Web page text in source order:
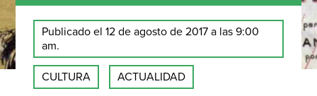
Publicado el 12 de agosto de 2017 a las 9:00
am.
CULTURA ACTUALIDAD